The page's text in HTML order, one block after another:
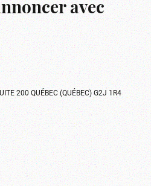
avec
200 QUÉBEC (QUÉBEC) G2J 1R4